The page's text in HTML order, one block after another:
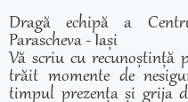
Dragă echipă a
Parascheva - Iași
Vă scriu cu recunoștință
trăit momente de
timpul prezența și grija